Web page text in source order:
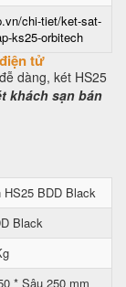
chi-tiet/ket-sat-
ks25-orbitech
tử
dàng, két HS25
khách sạn bán
BDD Black
Black
* Sâu 250 mm